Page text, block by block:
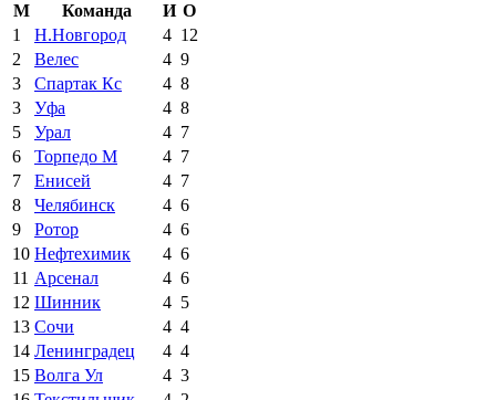
М Команда И О
1
Н.Новгород 4 12
2
Велес 4 9
3
Спартак Кс 4 8
3
Уфа 4 8
5
Урал 4 7
6
Торпедо М 4 7
7
Енисей 4 7
8
Челябинск 4 6
9
Ротор 4 6
10 Нефтехимик 4 6
11 Арсенал 4 6
12 Шинник 4 5
13 Сочи 4 4
14 Ленинградец 4 4
15 Волга Ул 4 3